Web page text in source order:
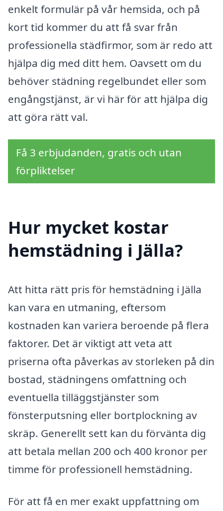
enkelt formulär på vår hemsida, och på
kort tid kommer du att få svar från
professionella städfirmor, som är redo att
hjälpa dig med ditt hem. Oavsett om du
behöver städning regelbundet eller som
engångstjänst, är vi här för att hjälpa dig
att göra rätt val.
Få 3 erbjudanden, gratis och utan
förpliktelser
Hur mycket kostar
hemstädning i Jälla?
Att hitta rätt pris för hemstädning i Jälla
kan vara en utmaning, eftersom
kostnaden kan variera beroende på flera
faktorer. Det är viktigt att veta att
priserna ofta påverkas av storleken på din
bostad, städningens omfattning och
eventuella tilläggstjänster som
fönsterputsning eller bortplockning av
skräp. Generellt sett kan du förvänta dig
att betala mellan 200 och 400 kronor per
timme för professionell hemstädning.
För att få en mer exakt uppfattning om